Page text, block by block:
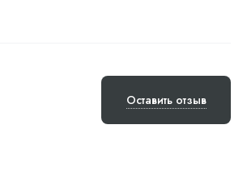
Оставить отзыв